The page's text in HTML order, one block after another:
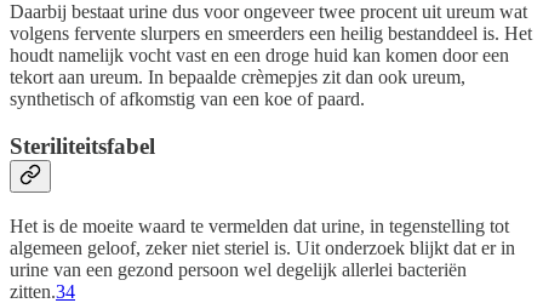
Daarbij bestaat urine dus voor ongeveer twee procent uit ureum wat
volgens fervente slurpers en smeerders een heilig bestanddeel is. Het
houdt namelijk vocht vast en een droge huid kan komen door een
tekort aan ureum. In bepaalde crèmepjes zit dan ook ureum,
synthetisch of afkomstig van een koe of paard.
Steriliteitsfabel
Het is de moeite waard te vermelden dat urine, in tegenstelling tot
algemeen geloof, zeker niet steriel is. Uit onderzoek blijkt dat er in
urine van een gezond persoon wel degelijk allerlei bacteriën
zitten.34